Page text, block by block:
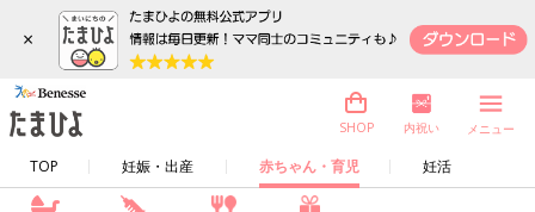
×
TOP 妊娠・出産 赤ちゃん・育児 妊活
SHOP 内祝い メニュー